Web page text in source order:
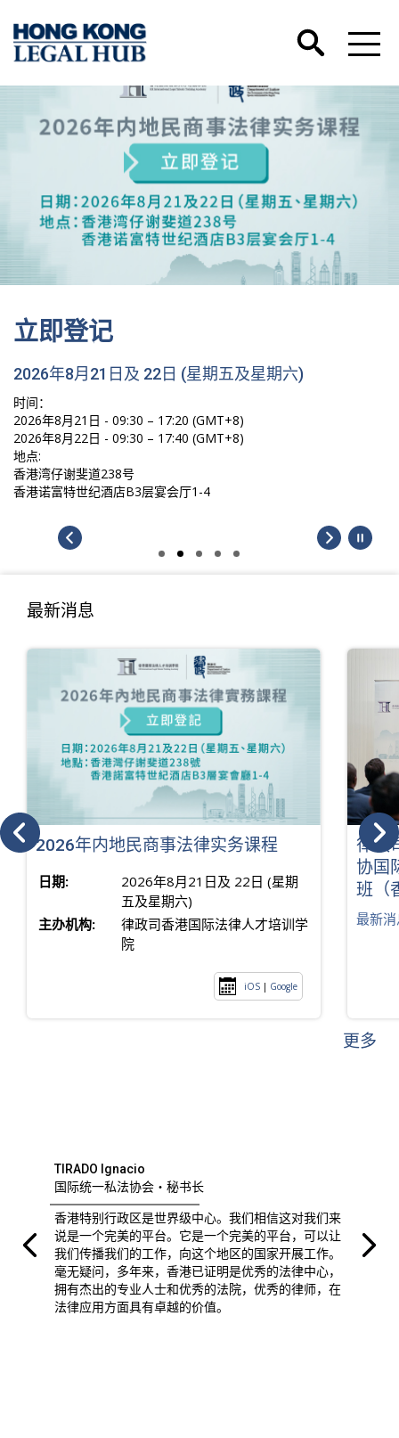
立即登记
2026年8月21日及 22日 (星期五及星期六)
时间：
2026年8月21日 - 09:30 – 17:20 (GMT+8)
2026年8月22日 - 09:30 – 17:40 (GMT+8)
地点:
香港湾仔谢斐道238号
香港诺富特世纪酒店B3层宴会厅1-4
最新消息
2026年内地民商事法律实务课程
日期:
2026年8月21日及 22日 (星期
五及星期六)
主办机构:
律政司香港国际法律人才培训学
院
iOS | Google
律政
协国
班（
最新
更多
TIRADO Ignacio
国际统一私法协会・秘书长
香港特别行政区是世界级中心。我们相信这对我们来
说是一个完美的平台。它是一个完美的平台，可以让
我们传播我们的工作，向这个地区的国家开展工作。
毫无疑问，多年来，香港已证明是优秀的法律中心，
拥有杰出的专业人士和优秀的法院，优秀的律师，在
法律应用方面具有卓越的价值。